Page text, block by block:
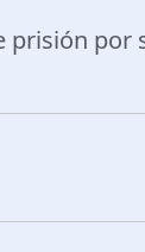
prisión